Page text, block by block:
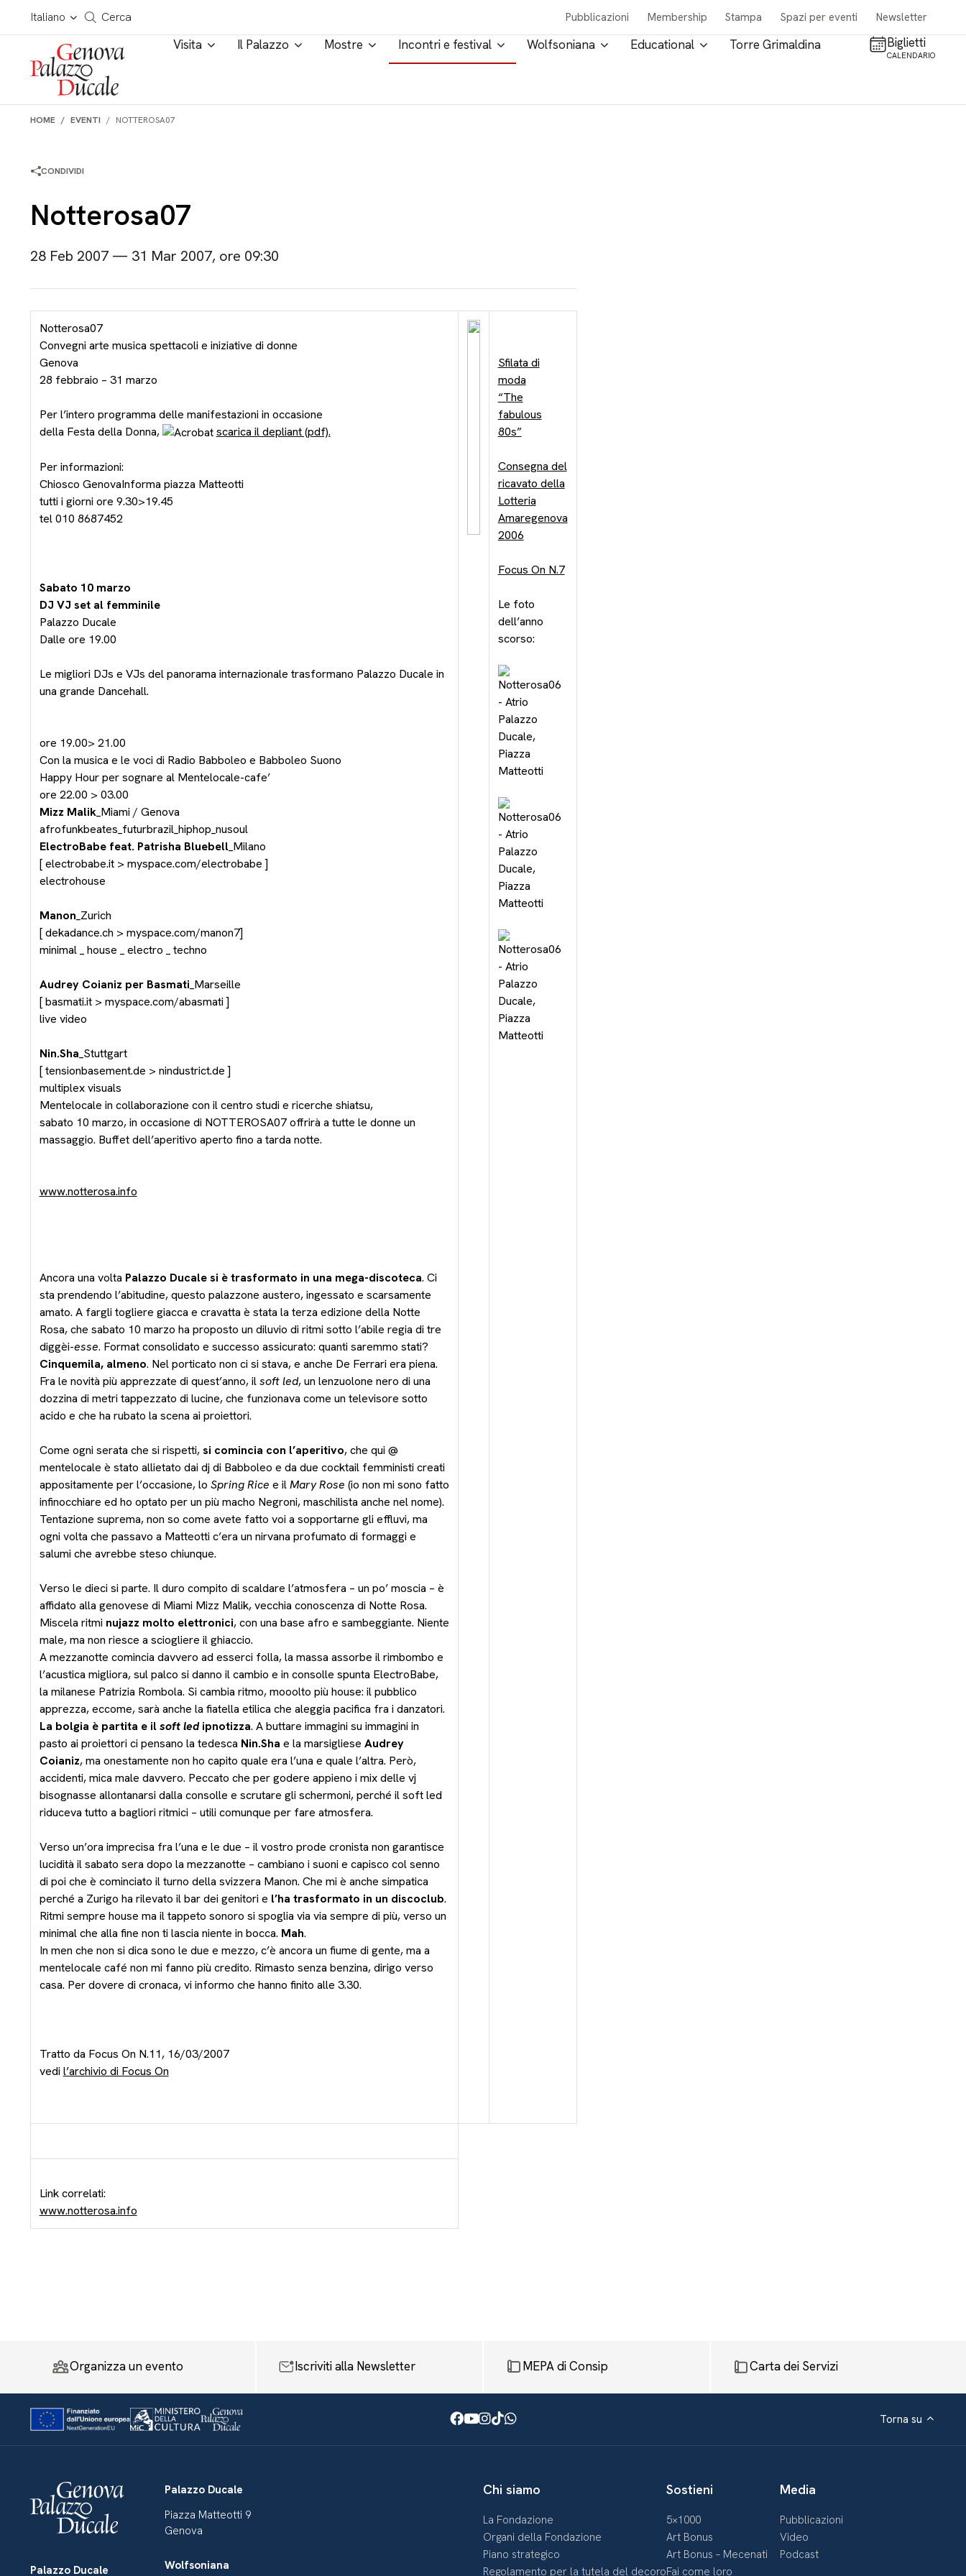
Salta al contenuto
Italiano
Cerca in tutto il sito
Cerca Pubblicazioni Membership Stampa Spazi per eventi Newsletter
Visita Il Palazzo Mostre Incontri e festival Wolfsoniana Educational Torre Grimaldina Biglietti
CALENDARIO
HOME EVENTI NOTTEROSA07
CONDIVIDI
Notterosa07
28 Feb 2007 — 31 Mar 2007, ore 09:30
Notterosa07
Convegni arte musica spettacoli e iniziative di donne
Genova
28 febbraio – 31 marzo
Per l’intero programma delle manifestazioni in occasione
della Festa della Donna,
scarica il depliant (pdf).
Per informazioni:
Chiosco GenovaInforma piazza Matteotti
tutti i giorni ore 9.30>19.45
tel 010 8687452
Sabato 10 marzo
DJ VJ set al femminile
Palazzo Ducale
Dalle ore 19.00
Le migliori DJs e VJs del panorama internazionale trasformano Palazzo Ducale in
una grande Dancehall.
ore 19.00> 21.00
Con la musica e le voci di Radio Babboleo e Babboleo Suono
Happy Hour per sognare al Mentelocale-cafe’
ore 22.00 > 03.00
Mizz Malik_Miami / Genova
afrofunkbeates_futurbrazil_hiphop_nusoul
ElectroBabe feat. Patrisha Bluebell_Milano
[ electrobabe.it > myspace.com/electrobabe ]
electrohouse
Manon _Zurich
[ dekadance.ch > myspace.com/manon7]
minimal _ house _ electro _ techno
Audrey Coianiz per Basmati _Marseille
[ basmati.it > myspace.com/abasmati ]
live video
Nin.Sha _Stuttgart
[ tensionbasement.de > nindustrict.de ]
multiplex visuals
Mentelocale in collaborazione con il centro studi e ricerche shiatsu,
sabato 10 marzo, in occasione di NOTTEROSA07 offrirà a tutte le donne un
massaggio. Buffet dell’aperitivo aperto fino a tarda notte.
www.notterosa.info
Ancora una volta Palazzo Ducale si è trasformato in una mega-discoteca. Ci
sta prendendo l’abitudine, questo palazzone austero, ingessato e scarsamente
amato. A fargli togliere giacca e cravatta è stata la terza edizione della Notte
Rosa, che sabato 10 marzo ha proposto un diluvio di ritmi sotto l’abile regia di tre
diggèi-esse. Format consolidato e successo assicurato: quanti saremmo stati?
Cinquemila, almeno. Nel porticato non ci si stava, e anche De Ferrari era piena.
Fra le novità più apprezzate di quest’anno, ilsoft led, un lenzuolone nero di una
dozzina di metri tappezzato di lucine, che funzionava come un televisore sotto
acido e che ha rubato la scena ai proiettori.
Come ogni serata che si rispetti,si comincia con l’aperitivo, che qui @
mentelocale è stato allietato dai dj di Babboleo e da due cocktail femministi creati
appositamente per l’occasione, lo Spring Rice e ilMary Rose (io non mi sono fatto
infinocchiare ed ho optato per un più macho Negroni, maschilista anche nel nome).
Tentazione suprema, non so come avete fatto voi a sopportarne gli effluvi, ma
ogni volta che passavo a Matteotti c’era un nirvana profumato di formaggi e
salumi che avrebbe steso chiunque.
Verso le dieci si parte. Il duro compito di scaldare l’atmosfera – un po’ moscia – è
affidato alla genovese di Miami Mizz Malik, vecchia conoscenza di Notte Rosa.
Miscela ritmi nujazz molto elettronici, con una base afro e sambeggiante. Niente
male, ma non riesce a sciogliere il ghiaccio.
A mezzanotte comincia davvero ad esserci folla, la massa assorbe il rimbombo e
l’acustica migliora, sul palco si danno il cambio e in consolle spunta ElectroBabe,
la milanese Patrizia Rombola. Si cambia ritmo, mooolto più house: il pubblico
apprezza, eccome, sarà anche la fiatella etilica che aleggia pacifica fra i danzatori.
La bolgia è partita e ilsoft ledipnotizza. A buttare immagini su immagini in
pasto ai proiettori ci pensano la tedesca Nin.Sha e la marsigliese Audrey
Coianiz, ma onestamente non ho capito quale era l’una e quale l’altra. Però,
accidenti, mica male davvero. Peccato che per godere appieno i mix delle vj
bisognasse allontanarsi dalla consolle e scrutare gli schermoni, perché il soft led
riduceva tutto a bagliori ritmici – utili comunque per fare atmosfera.
Verso un’ora imprecisa fra l’una e le due – il vostro prode cronista non garantisce
lucidità il sabato sera dopo la mezzanotte – cambiano i suoni e capisco col senno
di poi che è cominciato il turno della svizzera Manon. Che mi è anche simpatica
perché a Zurigo ha rilevato il bar dei genitori e l’ha trasformato in un discoclub.
Ritmi sempre house ma il tappeto sonoro si spoglia via via sempre di più, verso un
minimal che alla fine non ti lascia niente in bocca. Mah.
In men che non si dica sono le due e mezzo, c’è ancora un fiume di gente, ma a
mentelocale café non mi fanno più credito. Rimasto senza benzina, dirigo verso
casa. Per dovere di cronaca, vi informo che hanno finito alle 3.30.
Tratto da Focus On N.11, 16/03/2007
vedi l’archivio di Focus On
Sfilata di
moda
“The
fabulous
80s”
Consegna del
ricavato della
Lotteria
Amaregenova
2006
Focus On N.7
Le foto
dell’anno
scorso:
Link correlati:
www.notterosa.info
Organizza un evento Iscriviti alla Newsletter MEPA di Consip Carta dei Servizi
Facebook
Youtube
Instagram
TikTok
WhatsApp Torna su
Palazzo Ducale
Palazzo Ducale
Piazza Matteotti 9
Genova
Wolfsoniana
Chi siamo
La Fondazione
Organi della Fondazione
Piano strategico
Regolamento per la tutela del decoro
Sostieni
5×1000
Art Bonus
Art Bonus – Mecenati
Fai come loro
Media
Pubblicazioni
Video
Podcast